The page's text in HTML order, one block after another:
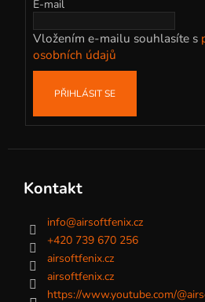
E-mail
Vložením e-mailu souhlasíte s
osobních údajů
PŘIHLÁSIT SE
Kontakt
info@airsoftfenix.cz
+420 739 670 256
airsoftfenix.cz
airsoftfenix.cz
https://www.youtube.com/